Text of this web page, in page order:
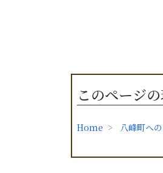
このページ
Home 八峰町へ